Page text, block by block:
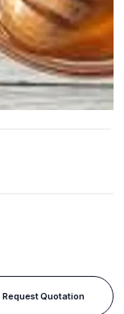
Request Quotation